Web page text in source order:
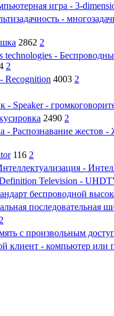
игра - 3-
-
2862 2
-
2
Recognition 4003 2
- Speaker -
2490 2
Распознавание жестов
116 2
-
Television -
беспроводной
2
с произвольным
клиент - компьютер или